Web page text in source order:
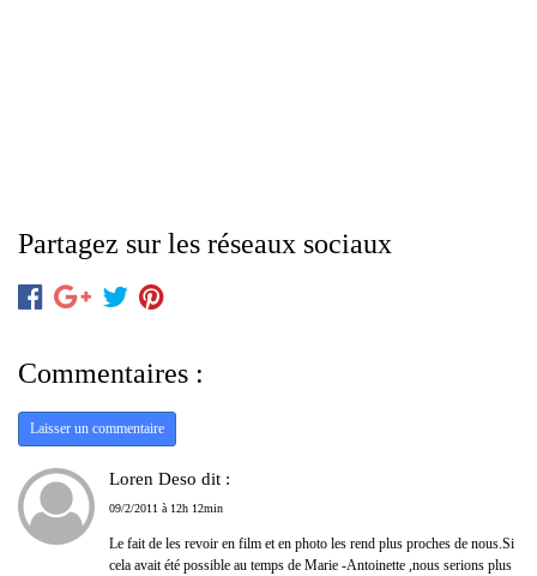
Partagez sur les réseaux sociaux
Commentaires :
Laisser un commentaire
Loren Deso dit :
09/2/2011 à 12h 12min
Le fait de les revoir en film et en photo les rend plus proches de nous.Si
cela avait été possible au temps de Marie -Antoinette ,nous serions plus